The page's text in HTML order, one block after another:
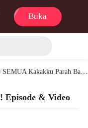
Buka
/SEMUA Kakakku Parah Banget! Episode & Video
Episode & Video